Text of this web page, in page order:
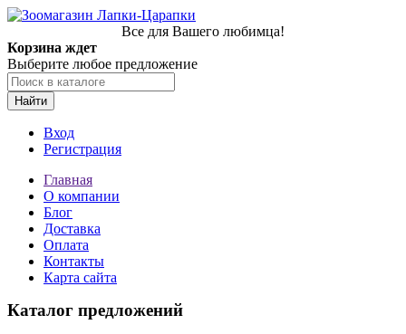
Все для Вашего любимца!
Корзина ждет
Выберите любое предложение
Найти
Вход
Регистрация
Главная
О компании
Блог
Доставка
Оплата
Контакты
Карта сайта
Каталог предложений